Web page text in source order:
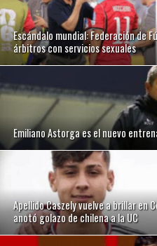
Escándalo mundial: Federación de
árbitros con servicios sexuales
Emiliano Astorga es el nuevo
Apellido Caszely vuelve a brillar en
anotó golazo de chilena a la UC